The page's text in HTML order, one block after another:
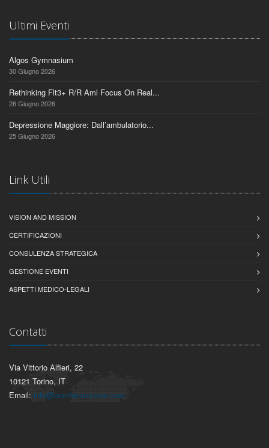
Ultimi Eventi
Algos Gymnasium
30 Giugno 2026
Rethinking Flt3+ R/R Aml Focus On Real...
26 Giugno 2026
Depressione Maggiore: Dall’ambulatorio...
25 Giugno 2026
Link Utili
VISION AND MISSION
CERTIFICAZIONI
CONSULENZA STRATEGICA
GESTIONE EVENTI
ASPETTI MEDICO-LEGALI
Contatti
Via Vittorio Alfieri, 22
10121 Torino, IT
Email: info@ocmformazione.com